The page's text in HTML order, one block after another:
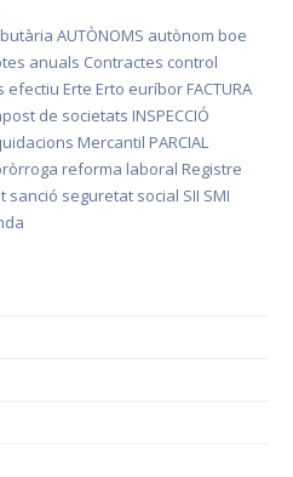
AUTÒNOMS autònom boe
anuals Contractes control
efectiu Erte Erto euríbor FACTURA
de societats INSPECCIÓ
Mercantil PARCIAL
reforma laboral Registre
sanció seguretat social SII SMI